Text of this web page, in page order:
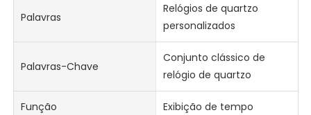
Palavras
Relógios de quartzo
personalizados
Palavras-Chave
Conjunto clássico de
relógio de quartzo
Função Exibição de tempo